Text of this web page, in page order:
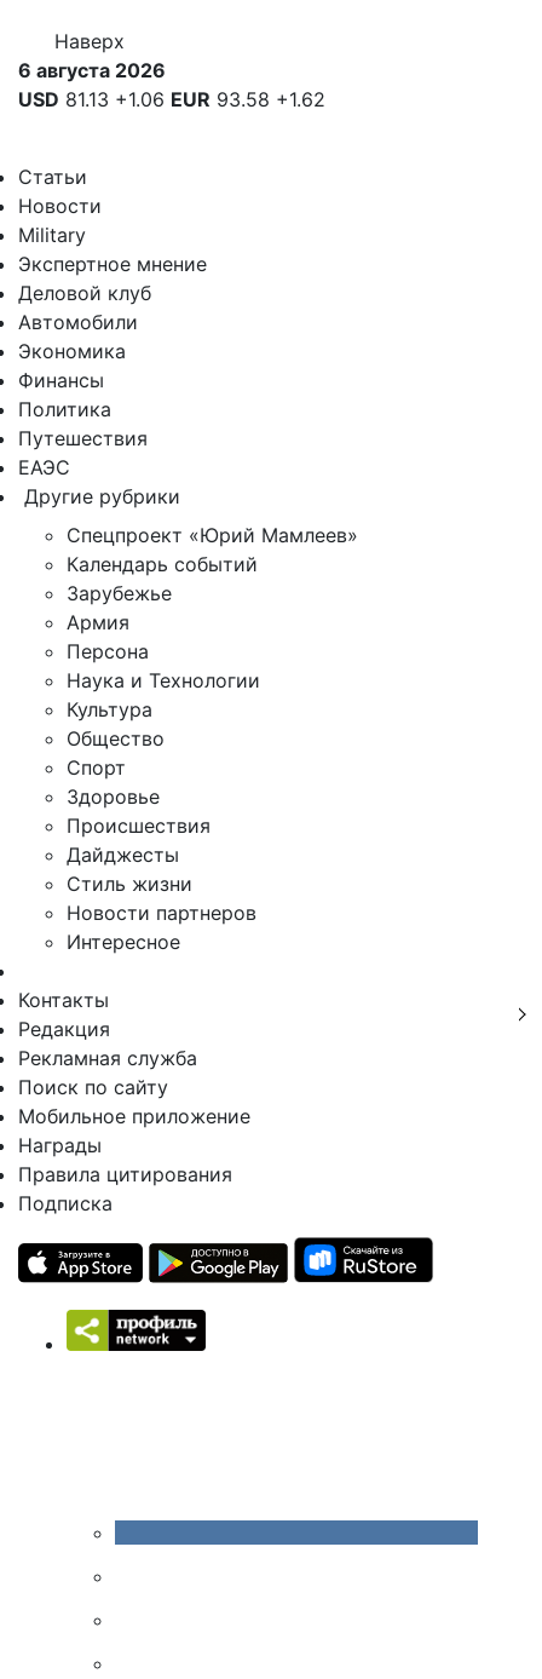
Наверх
6 августа 2026
USD 81.13 +1.06 EUR 93.58 +1.62
Статьи
Новости
Military
Экспертное мнение
Деловой клуб
Автомобили
Экономика
Финансы
Политика
Путешествия
ЕАЭС
Другие рубрики
Спецпроект «Юрий Мамлеев»
Календарь событий
Зарубежье
Армия
Персона
Наука и Технологии
Культура
Общество
Спорт
Здоровье
Происшествия
Дайджесты
Стиль жизни
Новости партнеров
Интересное
Контакты
Редакция
Рекламная служба
Поиск по сайту
Мобильное приложение
Награды
Правила цитирования
Подписка